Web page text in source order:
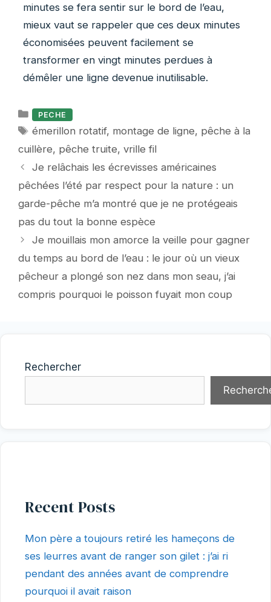
minutes se fera sentir sur le bord de l’eau,
mieux vaut se rappeler que ces deux minutes
économisées peuvent facilement se
transformer en vingt minutes perdues à
démêler une ligne devenue inutilisable.
Catégories
PECHE
Étiquettes
émerillon rotatif, montage de ligne, pêche à la
cuillère, pêche truite, vrille fil
Je relâchais les écrevisses américaines
pêchées l’été par respect pour la nature : un
garde-pêche m’a montré que je ne protégeais
pas du tout la bonne espèce
Je mouillais mon amorce la veille pour gagner
du temps au bord de l’eau : le jour où un vieux
pêcheur a plongé son nez dans mon seau, j’ai
compris pourquoi le poisson fuyait mon coup
Rechercher
Recent Posts
Mon père a toujours retiré les hameçons de
ses leurres avant de ranger son gilet : j’ai ri
pendant des années avant de comprendre
pourquoi il avait raison